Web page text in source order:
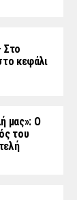
Στο
κεφάλι
μας»: Ο
του